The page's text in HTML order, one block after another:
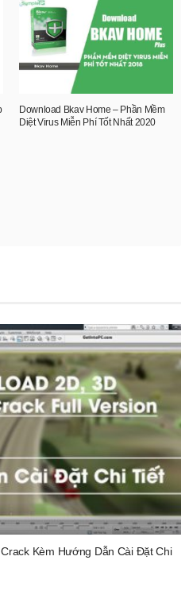
Download Bkav Home – Phần Mềm
Diệt Virus Miễn Phí Tốt Nhất 2020
Kèm Hướng Dẫn Cài Đặt Chi